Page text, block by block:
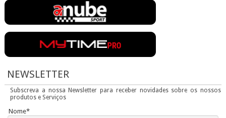
NEWSLETTER
Subscreva a nossa Newsletter para receber novidades sobre os nossos
produtos e Serviços
Nome*